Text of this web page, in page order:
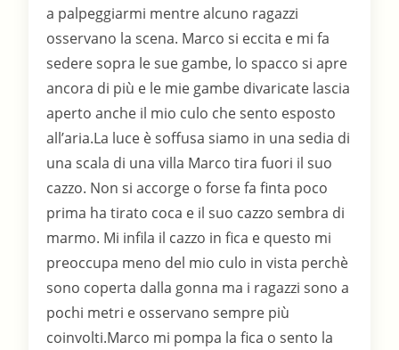
a palpeggiarmi mentre alcuno ragazzi
osservano la scena. Marco si eccita e mi fa
sedere sopra le sue gambe, lo spacco si apre
ancora di più e le mie gambe divaricate lascia
aperto anche il mio culo che sento esposto
all’aria.La luce è soffusa siamo in una sedia di
una scala di una villa Marco tira fuori il suo
cazzo. Non si accorge o forse fa finta poco
prima ha tirato coca e il suo cazzo sembra di
marmo. Mi infila il cazzo in fica e questo mi
preoccupa meno del mio culo in vista perchè
sono coperta dalla gonna ma i ragazzi sono a
pochi metri e osservano sempre più
coinvolti.Marco mi pompa la fica o sento la